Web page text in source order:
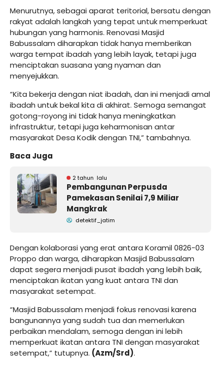
Menurutnya, sebagai aparat teritorial, bersatu dengan
rakyat adalah langkah yang tepat untuk memperkuat
hubungan yang harmonis. Renovasi Masjid
Babussalam diharapkan tidak hanya memberikan
warga tempat ibadah yang lebih layak, tetapi juga
menciptakan suasana yang nyaman dan
menyejukkan.
“Kita bekerja dengan niat ibadah, dan ini menjadi amal
ibadah untuk bekal kita di akhirat. Semoga semangat
gotong-royong ini tidak hanya meningkatkan
infrastruktur, tetapi juga keharmonisan antar
masyarakat Desa Kodik dengan TNI,” tambahnya.
Baca Juga
2 tahun lalu
Pembangunan Perpusda
Pamekasan Senilai 7,9 Miliar
Mangkrak
detektif_jatim
Dengan kolaborasi yang erat antara Koramil 0826-03
Proppo dan warga, diharapkan Masjid Babussalam
dapat segera menjadi pusat ibadah yang lebih baik,
menciptakan ikatan yang kuat antara TNI dan
masyarakat setempat.
“Masjid Babussalam menjadi fokus renovasi karena
bangunannya yang sudah tua dan memerlukan
perbaikan mendalam, semoga dengan ini lebih
memperkuat ikatan antara TNI dengan masyarakat
setempat,” tutupnya. (Azm/Srd).